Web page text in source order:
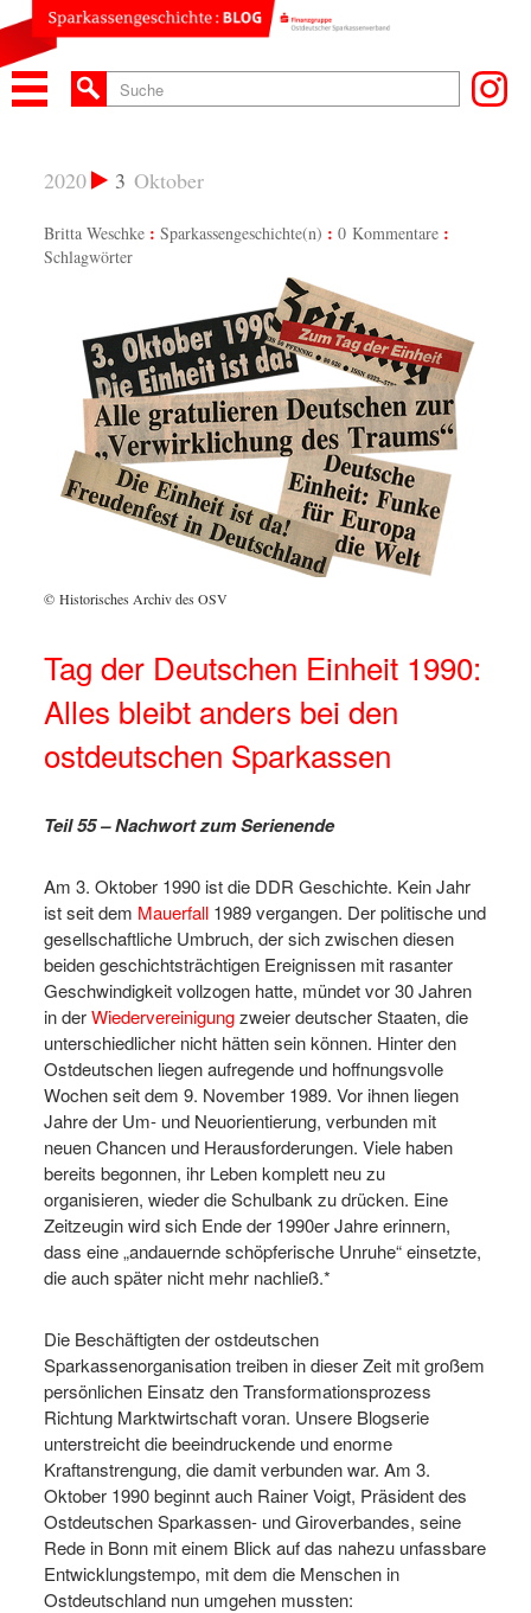
3 Oktober
2020
Britta Weschke Sparkassengeschichte(n)
0 Kommentare
Schlagwörter
© Historisches Archiv des OSV
Tag der Deutschen Einheit 1990:
Alles bleibt anders bei den
ostdeutschen Sparkassen
Teil 55 – Nachwort zum Serienende
Am 3. Oktober 1990 ist die DDR Geschichte. Kein Jahr
ist seit dem Mauerfall 1989 vergangen. Der politische und
gesellschaftliche Umbruch, der sich zwischen diesen
beiden geschichtsträchtigen Ereignissen mit rasanter
Geschwindigkeit vollzogen hatte, mündet vor 30 Jahren
in derWiedervereinigungzweier deutscher Staaten, die
unterschiedlicher nicht hätten sein können. Hinter den
Ostdeutschen liegen aufregende und hoffnungsvolle
Wochen seit dem 9. November 1989. Vor ihnen liegen
Jahre der Um- und Neuorientierung, verbunden mit
neuen Chancen und Herausforderungen. Viele haben
bereits begonnen, ihr Leben komplett neu zu
organisieren, wieder die Schulbank zu drücken. Eine
Zeitzeugin wird sich Ende der 1990er Jahre erinnern,
dass eine „andauernde schöpferische Unruhe“ einsetzte,
die auch später nicht mehr nachließ.*
Die Beschäftigten der ostdeutschen
Sparkassenorganisation treiben in dieser Zeit mit großem
persönlichen Einsatz den Transformationsprozess
Richtung Marktwirtschaft voran. Unsere Blogserie
unterstreicht die beeindruckende und enorme
Kraftanstrengung, die damit verbunden war. Am 3.
Oktober 1990 beginnt auch Rainer Voigt, Präsident des
Ostdeutschen Sparkassen- und Giroverbandes, seine
Rede in Bonn mit einem Blick auf das nahezu unfassbare
Entwicklungstempo, mit dem die Menschen in
Ostdeutschland nun umgehen mussten: